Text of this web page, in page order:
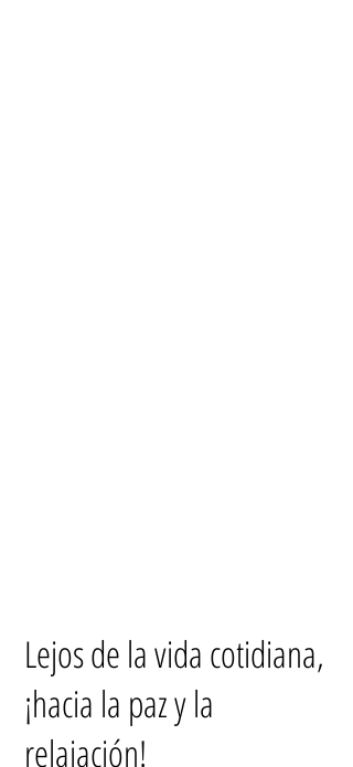
Lejos de la vida cotidiana,
¡hacia la paz y la
relajación!